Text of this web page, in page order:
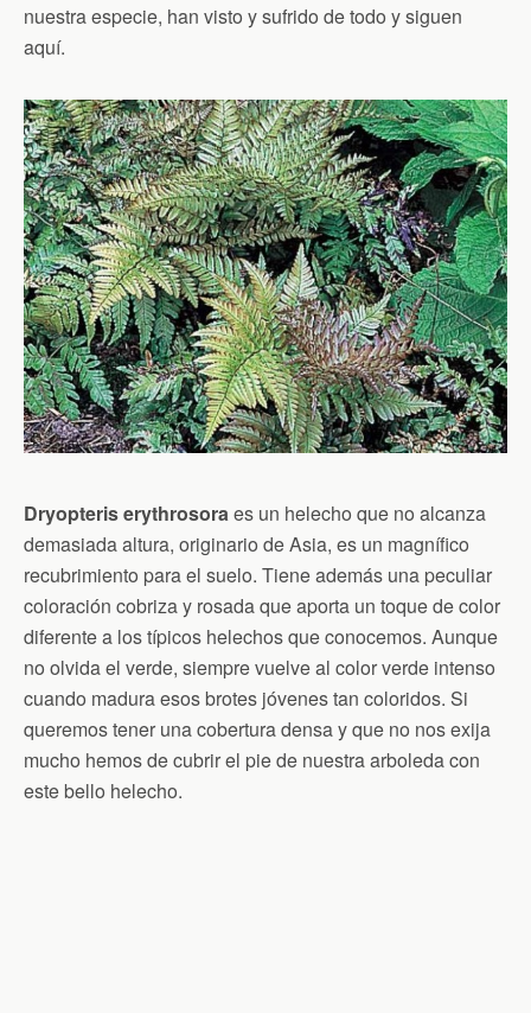
nuestra especie, han visto y sufrido de todo y siguen
aquí.
Dryopteris erythrosoraes un helecho que no alcanza
demasiada altura, originario de Asia, es un magnífico
recubrimiento para el suelo. Tiene además una peculiar
coloración cobriza y rosada que aporta un toque de color
diferente a los típicos helechos que conocemos. Aunque
no olvida el verde, siempre vuelve al color verde intenso
cuando madura esos brotes jóvenes tan coloridos. Si
queremos tener una cobertura densa y que no nos exija
mucho hemos de cubrir el pie de nuestra arboleda con
este bello helecho.